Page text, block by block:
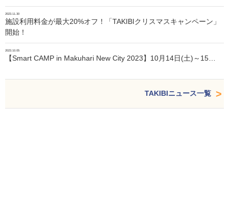
2023.11.30
施設利用料金が最大20%オフ！「TAKIBIクリスマスキャンペーン」
開始！
2023.10.05
【Smart CAMP in Makuhari New City 2023】10月14日(土)～15…
TAKIBIニュース一覧